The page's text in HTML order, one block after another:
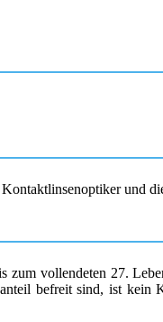
und
zum vollendeten 27.
befreit sind, ist kein